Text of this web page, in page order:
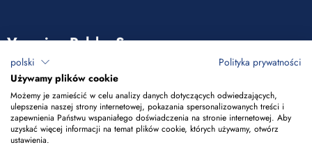
Voessing Polska Sp. z o.o.
ul. Tadeusza Kościuszki 53
85-079 Bydgoszcz
+48 52 365 50 10
info@voessing.pl
polski
Polityka prywatności
Używamy plików cookie
Możemy je zamieścić w celu analizy danych dotyczących odwiedzających,
ulepszenia naszej strony internetowej, pokazania spersonalizowanych treści i
zapewnienia Państwu wspaniałego doświadczenia na stronie internetowej. Aby
uzyskać więcej informacji na temat plików cookie, których używamy, otwórz
ustawienia.